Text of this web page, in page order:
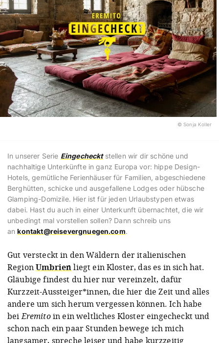
© Sonja Koller
In unserer Serie Eingechecktstellen wir dir schöne und
nachhaltige Unterkünfte in ganz Europa vor: hippe Design-
Hotels, gemütliche Ferienhäuser für Familien, abgeschiedene
Berghütten, schicke und ausgefallene Lodges oder hübsche
Glamping-Domizile. Hier ist für jeden Urlaubstypen etwas
dabei. Hast du auch in einer Unterkunft übernachtet, die wir
unbedingt mal vorstellen sollen? Dann schreib uns
ankontakt@reisevergnuegen.com.
Gut versteckt in den Wäldern der italienischen
RegionUmbrienliegt ein Kloster, das es in sich hat.
Gläubige findest du hier nur vereinzelt, dafür
Kurzzeit-Aussteiger*innen, die hier die Zeit und alles
andere um sich herum vergessen können. Ich habe
beiEremitoin ein weltliches Kloster eingecheckt und
schon nach ein paar Stunden bewege ich mich
langsamer, spreche leiser und habe kurzzeitig